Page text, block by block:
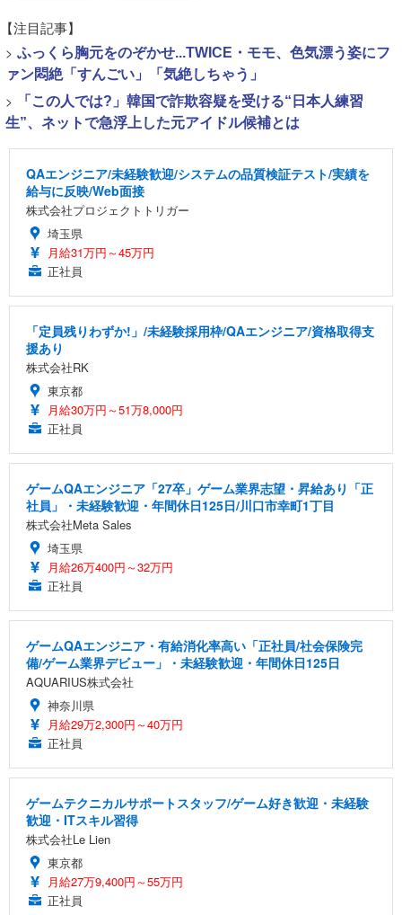
【注目記事】
> ふっくら胸元をのぞかせ...TWICE・モモ、色気漂う姿にフ
ァン悶絶「すんごい」「気絶しちゃう」
>
「この人では?」韓国で詐欺容疑を受ける“日本人練習
生”、ネットで急浮上した元アイドル候補とは
QAエンジニア/未経験歓迎/システムの品質検証テスト/実績を
給与に反映/Web面接
株式会社プロジェクトトリガー
埼玉県
月給31万円～45万円
正社員
「定員残りわずか!」/未経験採用枠/QAエンジニア/資格取得支
援あり
株式会社RK
東京都
月給30万円～51万8,000円
正社員
ゲームQAエンジニア「27卒」ゲーム業界志望・昇給あり「正
社員」・未経験歓迎・年間休日125日/川口市幸町1丁目
株式会社Meta Sales
埼玉県
月給26万400円～32万円
正社員
ゲームQAエンジニア・有給消化率高い「正社員/社会保険完
備/ゲーム業界デビュー」・未経験歓迎・年間休日125日
AQUARIUS株式会社
神奈川県
月給29万2,300円～40万円
正社員
ゲームテクニカルサポートスタッフ/ゲーム好き歓迎・未経験
歓迎・ITスキル習得
株式会社Le Lien
東京都
月給27万9,400円～55万円
正社員